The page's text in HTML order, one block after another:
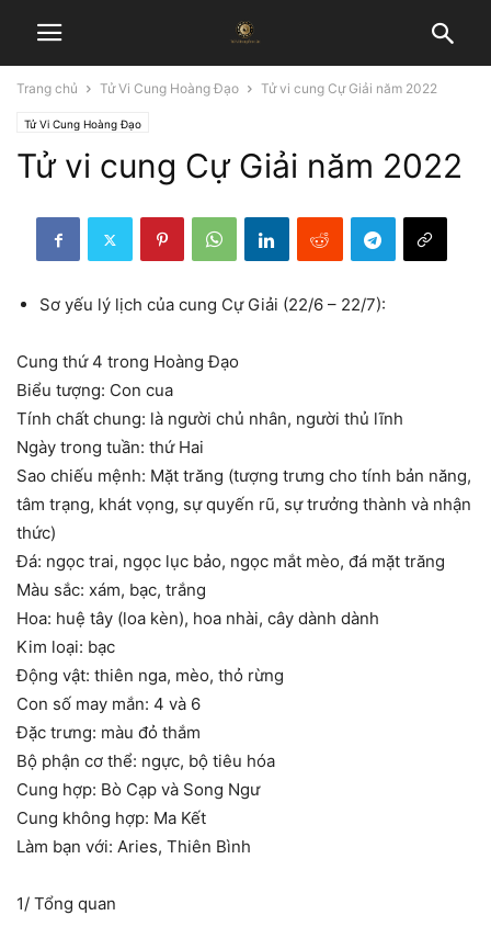
Trang chủ Tử Vi Cung Hoàng Đạo Tử vi cung Cự Giải năm 2022
Tử Vi Cung Hoàng Đạo
Tử vi cung Cự Giải năm 2022
Sơ yếu lý lịch của cung Cự Giải (22/6 – 22/7):
Cung thứ 4 trong Hoàng Đạo
Biểu tượng: Con cua
Tính chất chung: là người chủ nhân, người thủ lĩnh
Ngày trong tuần: thứ Hai
Sao chiếu mệnh: Mặt trăng (tượng trưng cho tính bản năng,
tâm trạng, khát vọng, sự quyến rũ, sự trưởng thành và nhận
thức)
Đá: ngọc trai, ngọc lục bảo, ngọc mắt mèo, đá mặt trăng
Màu sắc: xám, bạc, trắng
Hoa: huệ tây (loa kèn), hoa nhài, cây dành dành
Kim loại: bạc
Động vật: thiên nga, mèo, thỏ rừng
Con số may mắn: 4 và 6
Đặc trưng: màu đỏ thắm
Bộ phận cơ thể: ngực, bộ tiêu hóa
Cung hợp: Bò Cạp và Song Ngư
Cung không hợp: Ma Kết
Làm bạn với: Aries, Thiên Bình
1/ Tổng quan